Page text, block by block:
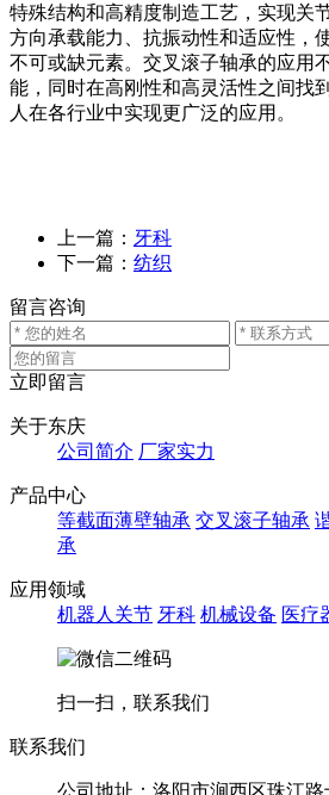
特殊结构和高精度制造工艺，实现关
方向承载能力、抗振动性和适应性，
不可或缺元素。交叉滚子轴承的应用
能，同时在高刚性和高灵活性之间找
人在各行业中实现更广泛的应用。
上一篇： 牙科
下一篇： 纺织
留言咨询
立即留言
关于东庆
公司简介 厂家实力
产品中心
等截面薄壁轴承 交叉滚子轴承
承
应用领域
机器人关节 牙科 机械设备 医疗
扫一扫，联系我们
联系我们
公司地址：洛阳市涧西区珠江